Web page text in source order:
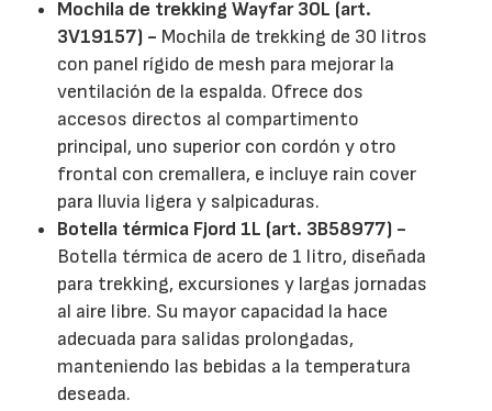
Mochila de trekking Wayfar 30L (art.
3V19157) - Mochila de trekking de 30 litros
con panel rígido de mesh para mejorar la
ventilación de la espalda. Ofrece dos
accesos directos al compartimento
principal, uno superior con cordón y otro
frontal con cremallera, e incluye rain cover
para lluvia ligera y salpicaduras.
Botella térmica Fjord 1L (art. 3B58977) -
Botella térmica de acero de 1 litro, diseñada
para trekking, excursiones y largas jornadas
al aire libre. Su mayor capacidad la hace
adecuada para salidas prolongadas,
manteniendo las bebidas a la temperatura
deseada.